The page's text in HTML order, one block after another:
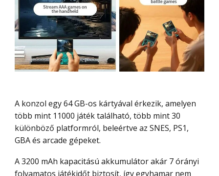
A konzol egy 64 GB-os kártyával érkezik, amelyen
több mint 11000 játék található, több mint 30
különböző platformról, beleértve az SNES, PS1,
GBA és arcade gépeket.
A 3200 mAh kapacitású akkumulátor akár 7 órányi
folyamatos játékidőt biztosít, így egyhamar nem